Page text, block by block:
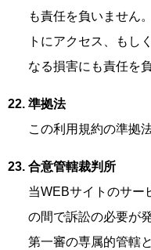
も責任を負いません
トにアクセス、もし
なる損害にも責任を
準拠法
この利用規約の準拠
合意管轄裁判所
当WEBサイトのサー
の間で訴訟の必要が
第一審の専属的管轄